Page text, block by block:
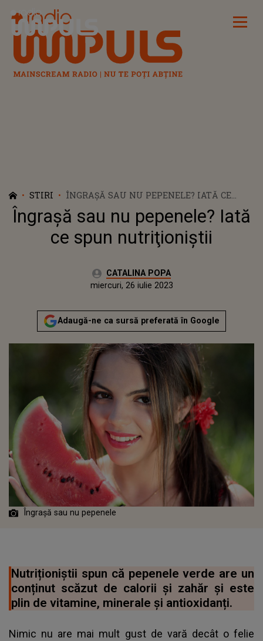
Radio Impuls
STIRI
ÎNGRAŞĂ SAU NU PEPENELE? IATĂ CE
SPUN NUTRIŢIONIŞTII
Îngraşă sau nu pepenele? Iată
ce spun nutriţioniştii
Autor:CATALINA POPA
Actualizat:
miercuri, 26 iulie 2023
Adaugă-ne ca sursă preferată în Google
Îngraşă sau nu pepenele
Nutriționiștii spun că pepenele verde are un
conținut scăzut de calorii și zahăr și este
plin de vitamine, minerale și antioxidanți.
Nimic nu are mai mult gust de vară decât o felie